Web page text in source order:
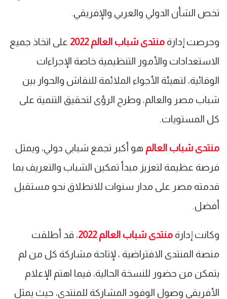
تخص الشأن الدولي والعربي والإفريقي.
وحرصت إدارة منتدى شباب العالم 2022
على اتخاذ جميع
الاستعدادات والأمور التنظيمية خاصة الإجراءات
الوقائية، لتهيئة الأجواء الملائمة للنقاش والحوار بين
شباب مصر والعالم، وطرح الرؤى لتحقيق التنمية على
كل المستويات.
منتدى شباب العالم هو أكبر تجمع شبابي دولي، ويمثل
فرصة عظيمة لتعزيز مبدأ تمكين الشباب والتعريف بما
قدمته مصر على مدار سنوات للانطلاق نحو مستقبل
أفضل.
وكانت إدارة منتدى شباب العالم 2022
، قد أطلقت
منصة المنتدى الافتراضية ، لإتاحة مشاركة كل من لم
يتمكن من حضور للنسخة الحالية، فيما اهتم الإعلام
الأفريقي وصول الوفود المشاركة للمنتدى، حيث يمثل